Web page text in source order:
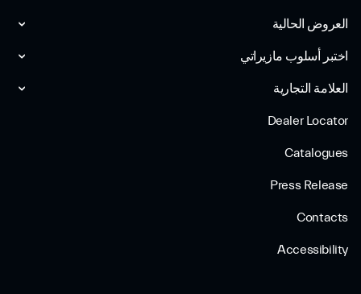
العروض الحالية
اختبر أسلوب مازیراتي
العلامة التجارية
Dealer Locator
Catalogues
Press Release
Contacts
Accessibility